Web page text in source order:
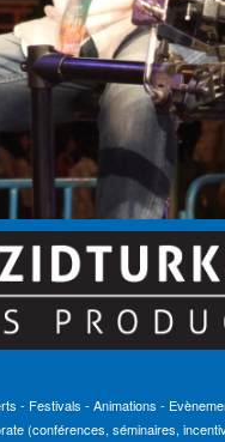
- Festivals - Animations -
(conférences, séminaires,